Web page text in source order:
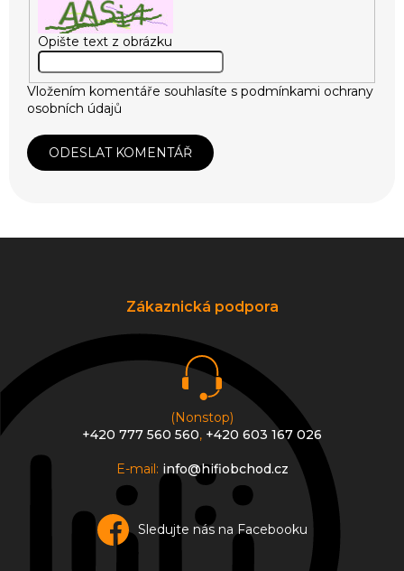
Opište text z obrázku
Vložením komentáře souhlasíte s podmínkami ochrany
osobních údajů
ODESLAT KOMENTÁŘ
Zákaznická podpora
(Nonstop)
+420 777 560 560, +420 603 167 026
E-mail: info@hifiobchod.cz
Sledujte nás na Facebooku